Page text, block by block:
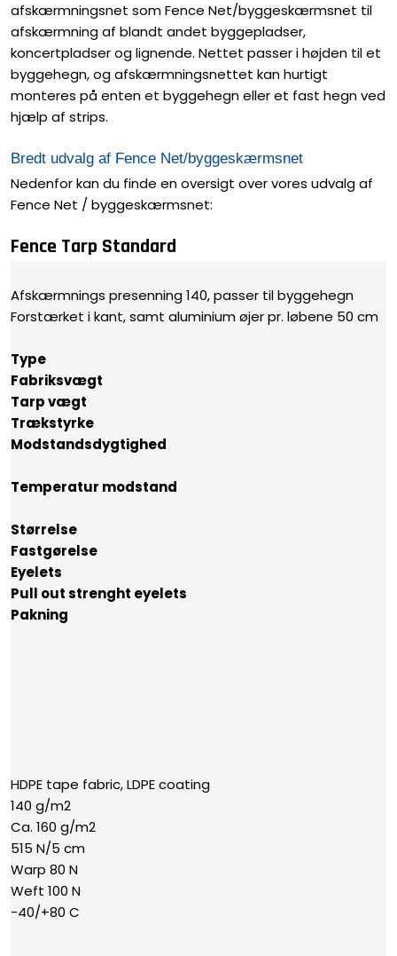
afskærmningsnet som Fence Net/byggeskærmsnet til
afskærmning af blandt andet byggepladser,
koncertpladser og lignende. Nettet passer i højden til et
byggehegn, og afskærmningsnettet kan hurtigt
monteres på enten et byggehegn eller et fast hegn ved
hjælp af strips.
Bredt udvalg af Fence Net/byggeskærmsnet
Nedenfor kan du finde en oversigt over vores udvalg af
Fence Net / byggeskærmsnet:
Fence Tarp Standard
Afskærmnings presenning 140, passer til byggehegn
Forstærket i kant, samt aluminium øjer pr. løbene 50 cm
Type
Fabriksvægt
​Tarp vægt
Trækstyrke
​​Modstandsdygtighed
Temperatur modstand
​Størrelse
​Fastgørelse
​Eyelets
​Pull out strenght eyelets
​Pakning
HDPE tape fabric, LDPE coating
​140 g/m2
​Ca. 160 g/m2
​515 N/5 cm
Warp 80​ N
​Weft 100 N
​​-40/+80 C